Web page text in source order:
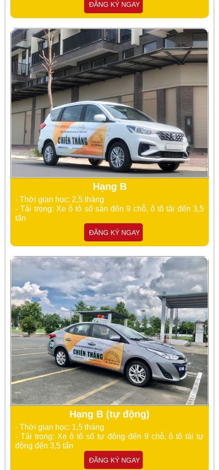
ĐĂNG KÝ NGAY
Hạng B
- Thời gian học: 2,5 tháng
- Tải trọng: Xe ô tô số sàn đến 9 chỗ, ô tô tải đến 3,5
tấn
ĐĂNG KÝ NGAY
Hạng B (tự động)
- Thời gian học: 1,5 tháng
- Tải trọng: Xe ô tô số tự động đến 9 chỗ, ô tô tải tự
động đến 3,5 tấn
ĐĂNG KÝ NGAY